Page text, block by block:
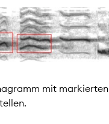
mit markierten